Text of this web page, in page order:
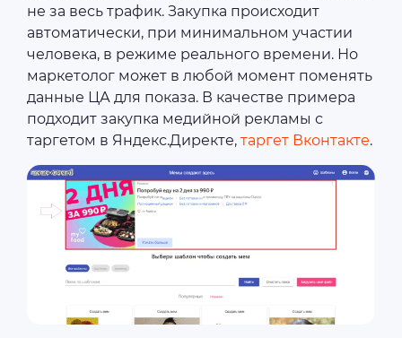
не за весь трафик. Закупка происходит
автоматически, при минимальном участии
человека, в режиме реального времени. Но
маркетолог может в любой момент поменять
данные ЦА для показа. В качестве примера
подходит закупка медийной рекламы с
таргетом в Яндекс.Директе, таргет Вконтакте.